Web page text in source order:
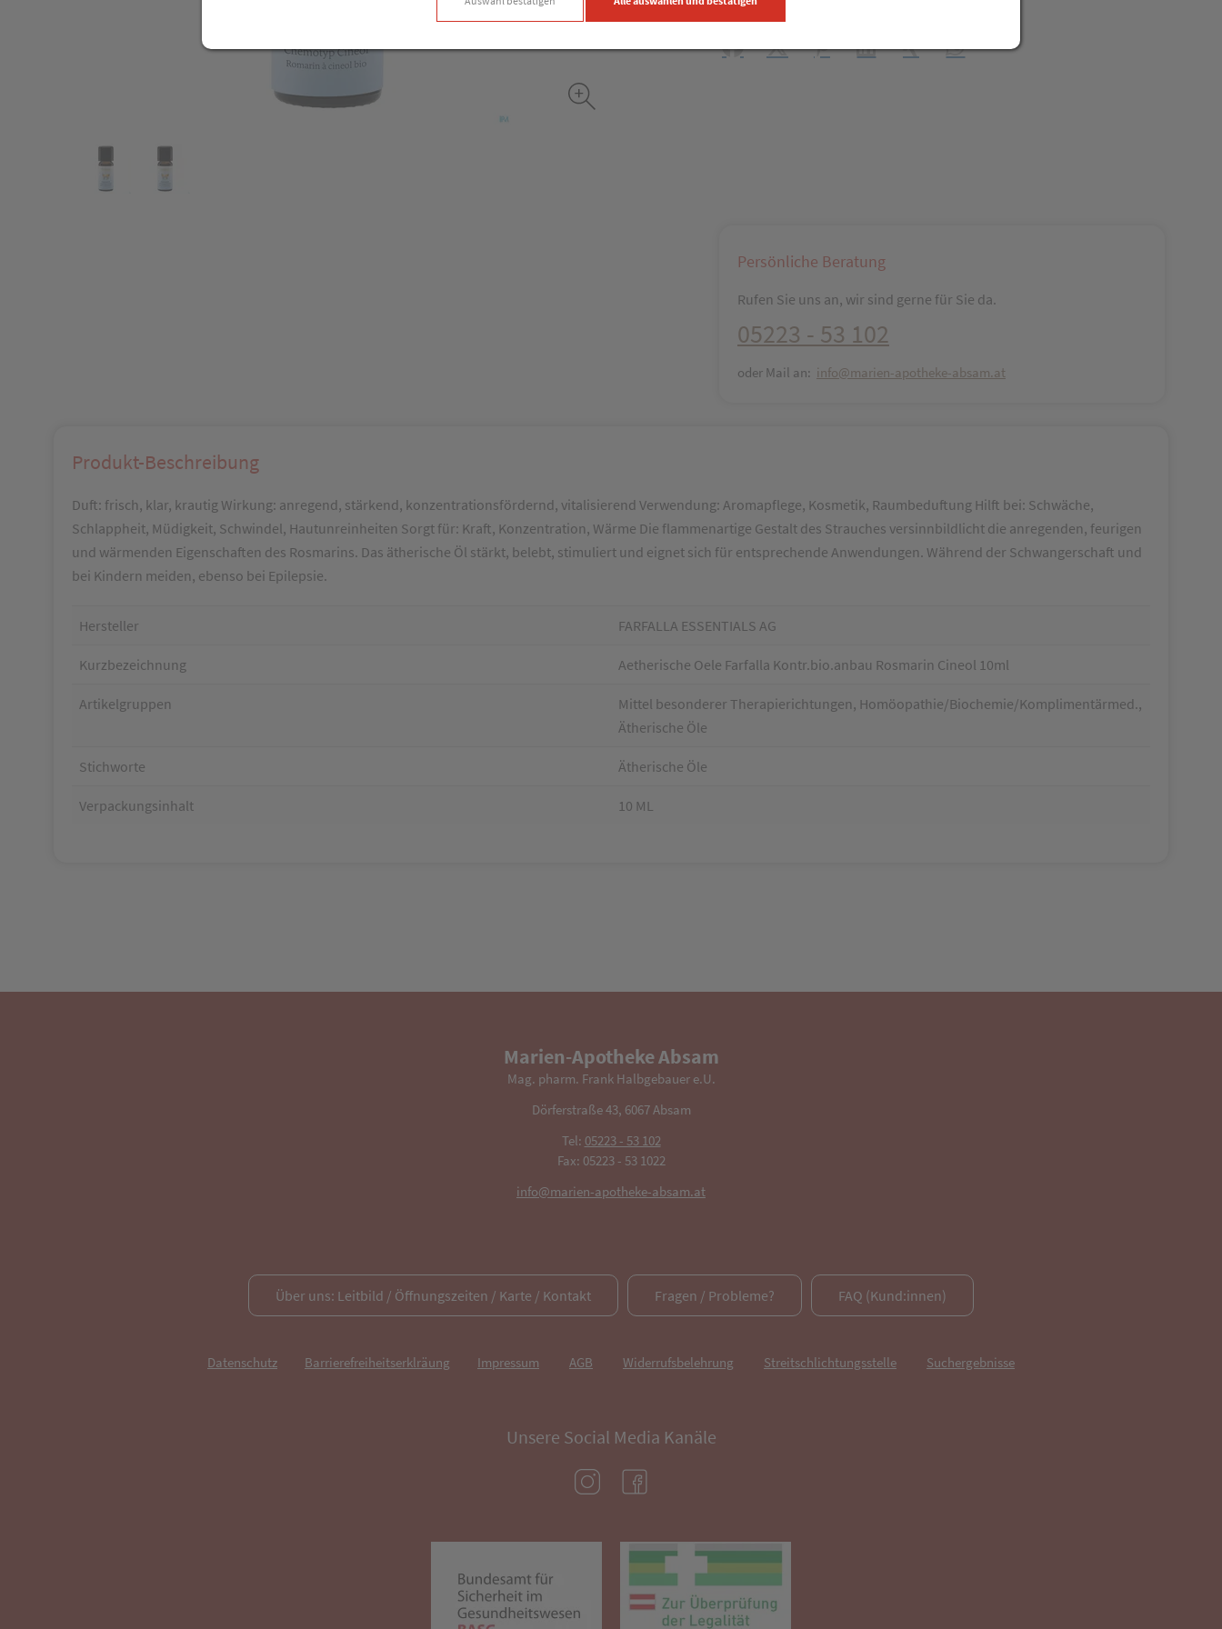
Produkt-Info mit Freunden teilen
Facebook
X PinterestLinkedInXing WhatsApp
Persönliche Beratung
Rufen Sie uns an, wir sind gerne für Sie da.
05223 - 53 102
oder Mail an: info@marien-apotheke-absam.at
Produkt-Beschreibung
Duft: frisch, klar, krautig Wirkung: anregend, stärkend, konzentrationsfördernd, vitalisierend Verwendung: Aromapflege, Kosmetik, Raumbeduftung Hilft bei: Schwäche,
Schlappheit, Müdigkeit, Schwindel, Hautunreinheiten Sorgt für: Kraft, Konzentration, Wärme Die flammenartige Gestalt des Strauches versinnbildlicht die anregenden, feurigen
und wärmenden Eigenschaften des Rosmarins. Das ätherische Öl stärkt, belebt, stimuliert und eignet sich für entsprechende Anwendungen. Während der Schwangerschaft und
bei Kindern meiden, ebenso bei Epilepsie.
Hersteller FARFALLA ESSENTIALS AG
Kurzbezeichnung Aetherische Oele Farfalla Kontr.bio.anbau Rosmarin Cineol 10ml
Artikelgruppen
Mittel besonderer Therapierichtungen, Homöopathie/Biochemie/Komplimentärmed.,
Ätherische Öle
Stichworte Ätherische Öle
Verpackungsinhalt 10 ML
Marien-Apotheke Absam
Mag. pharm. Frank Halbgebauer e.U.
Dörferstraße 43, 6067 Absam
Tel: 05223 - 53 102
Fax: 05223 - 53 1022
info@marien-apotheke-absam.at
Über uns: Leitbild / Öffnungszeiten / Karte / Kontakt Fragen / Probleme? FAQ (Kund:innen)
Datenschutz Barrierefreiheitserklräung Impressum AGB Widerrufsbelehrung Streitschlichtungsstelle Suchergebnisse
Unsere Social Media Kanäle
(öffnet in neuem Tab)
(öffnet in neuem Tab)